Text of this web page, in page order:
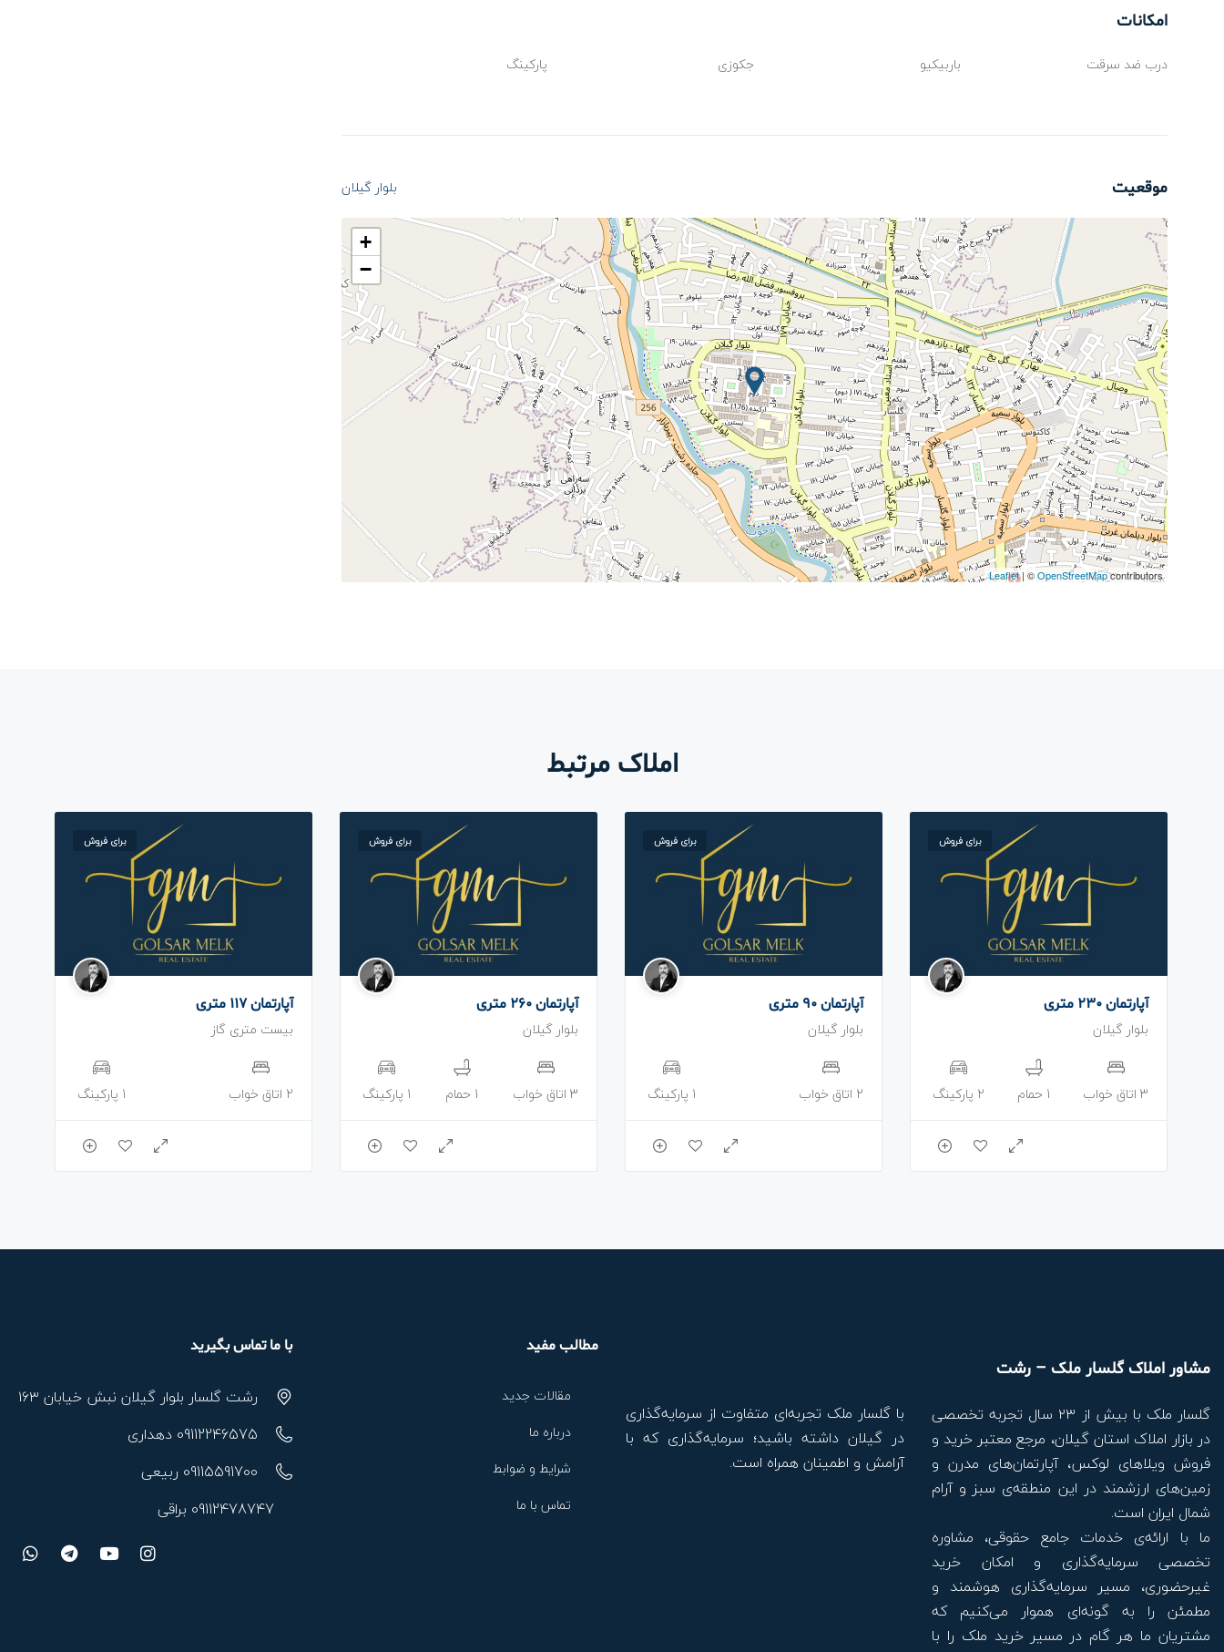
امکانات
درب ضد سرقت
باربیکیو جکوزی پارکینگ
موقعیت بلوار گیلان
+
−
Leaflet| ©OpenStreetMapcontributors
املاک مرتبط
برای فروش
آپارتمان 230 متری
بلوار گیلان
3 اتاق خواب 1 حمام 2 پارکینگ
برای فروش
آپارتمان 90 متری
بلوار گیلان
2 اتاق خواب 1 پارکینگ
برای فروش
آپارتمان 260 متری
بلوار گیلان
3 اتاق خواب 1 حمام 1 پارکینگ
برای فروش
آپارتمان 117 متری
بیست متری گاز
2 اتاق خواب 1 پارکینگ
مشاور املاک گلسار ملک – رشت
گلسار ملک با بیش از ۲۳ سال تجربه تخصصی
در بازار املاک استان گیلان، مرجع معتبر خرید و
فروش ویلاهای لوکس، آپارتمان‌های مدرن و
زمین‌های ارزشمند در این منطقه‌ی سبز و آرام
شمال ایران است.
ما با ارائه‌ی خدمات جامع حقوقی، مشاوره
تخصصی سرمایه‌گذاری و امکان خرید
غیرحضوری، مسیر سرمایه‌گذاری هوشمند و
مطمئن را به گونه‌ای هموار می‌کنیم که
مشتریان ما هر گام در مسیر خرید ملک را با
با گلسار ملک تجربه‌ای متفاوت از سرمایه‌گذاری
در گیلان داشته باشید؛ سرمایه‌گذاری که با
آرامش و اطمینان همراه است.
مطالب مفید
مقالات جدید
درباره ما
شرایط و ضوابط
تماس با ما
با ما تماس بگیرید
رشت گلسار بلوار گیلان نبش خیابان ۱۶۳
09112246575 دهداری
09115591700 ربیعی
09112478747 براقی